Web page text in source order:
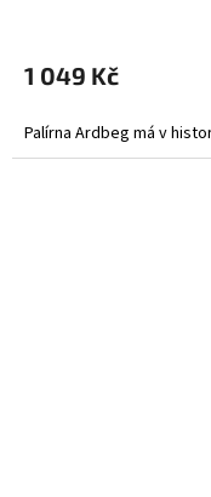
1 049 Kč
Palírna Ardbeg má v